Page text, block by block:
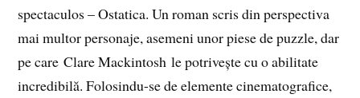
spectaculos – Ostatica. Un roman scris din perspectiva
mai multor personaje, asemeni unor piese de puzzle, dar
pe care Clare Mackintosh le potrivește cu o abilitate
incredibilă. Folosindu-se de elemente cinematografice,